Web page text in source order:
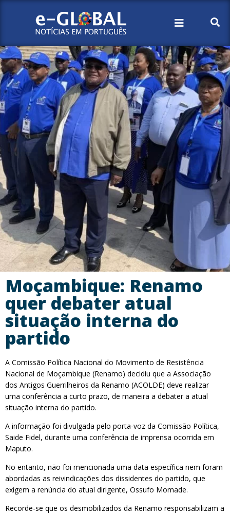
Moçambique: Renamo
quer debater atual
situação interna do
partido
A Comissão Política Nacional do Movimento de Resistência
Nacional de Moçambique (Renamo) decidiu que a Associação
dos Antigos Guerrilheiros da Renamo (ACOLDE) deve realizar
uma conferência a curto prazo, de maneira a debater a atual
situação interna do partido.
A informação foi divulgada pelo porta-voz da Comissão Política,
Saide Fidel, durante uma conferência de imprensa ocorrida em
Maputo.
No entanto, não foi mencionada uma data específica nem foram
abordadas as reivindicações dos dissidentes do partido, que
exigem a renúncia do atual dirigente, Ossufo Momade.
Recorde-se que os desmobilizados da Renamo responsabilizam a